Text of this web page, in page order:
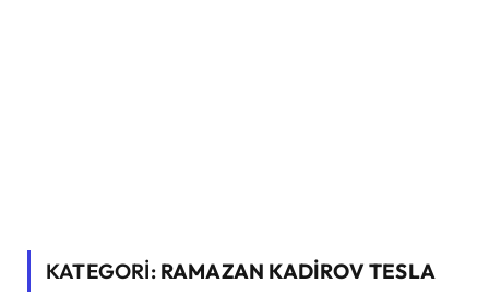
KATEGORİ: RAMAZAN KADIROV TESLA